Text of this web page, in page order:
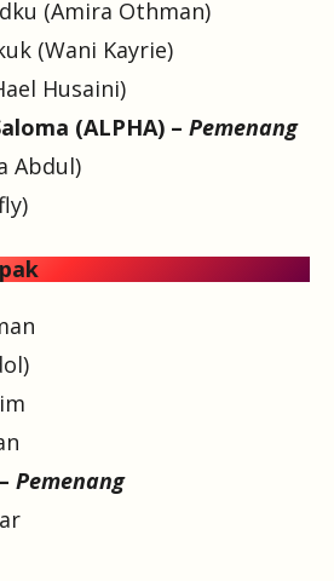
(Amira Othman)
(Wani Kayrie)
Husaini)
(ALPHA) – Pemenang
Abdul)
Pemenang